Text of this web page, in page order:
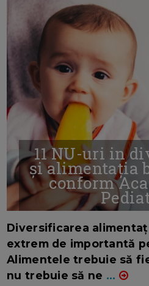
11 NU-uri in
și alimentația
conform
Diversificarea
extrem de importantă
Alimentele trebuie să
nu trebuie să ne ...